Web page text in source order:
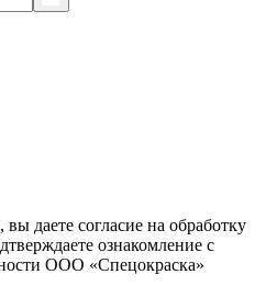
даете согласие на обработку
ознакомление с
ООО «Спецокраска»